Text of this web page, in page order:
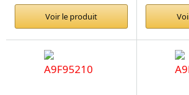
Voir le produit